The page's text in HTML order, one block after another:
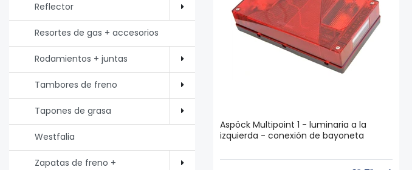
Reflector
Resortes de gas + accesorios
Rodamientos + juntas
Tambores de freno
Tapones de grasa
Westfalia
Zapatas de freno +
Aspöck Multipoint 1 - luminaria a la
izquierda - conexión de bayoneta